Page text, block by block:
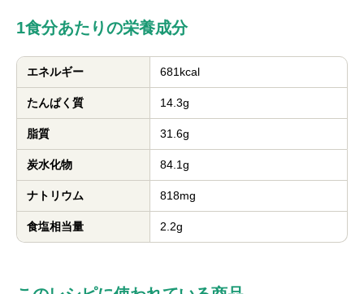
1食分あたりの栄養成分
エネルギー 681kcal
たんぱく質 14.3g
脂質 31.6g
炭水化物 84.1g
ナトリウム 818mg
食塩相当量 2.2g